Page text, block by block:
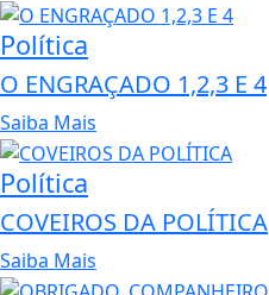
Política
O ENGRAÇADO 1,2,3 E 4
Saiba Mais
Política
COVEIROS DA POLÍTICA
Saiba Mais